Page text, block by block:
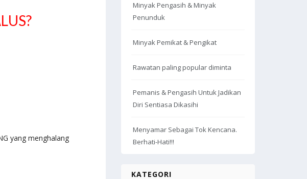
yang menghalang
Minyak Pengasih & Minyak
Penunduk
Minyak Pemikat & Pengikat
Rawatan paling popular diminta
Pemanis & Pengasih Untuk Jadikan
Diri Sentiasa Dikasihi
Menyamar Sebagai Tok Kencana.
Berhati-Hati!!!
KATEGORI